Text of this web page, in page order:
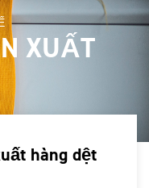
XUẤT
hàng dệt